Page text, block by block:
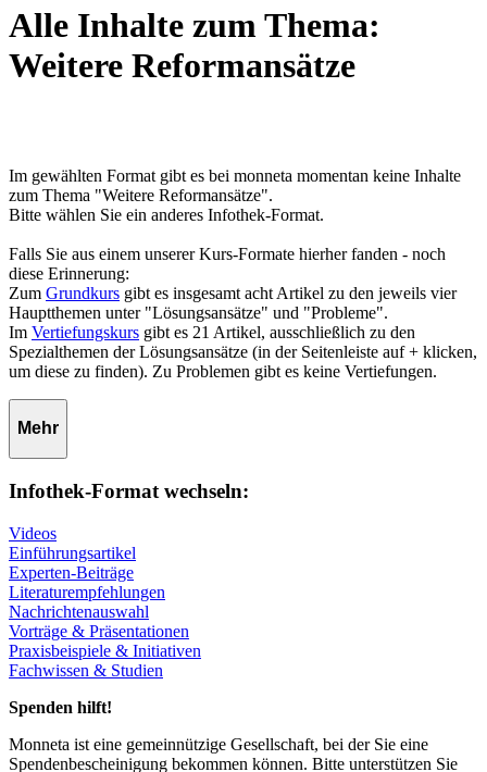
Alle Inhalte zum Thema:
Weitere Reformansätze
Im gewählten Format gibt es bei monneta momentan keine Inhalte
zum Thema "Weitere Reformansätze".
Bitte wählen Sie ein anderes Infothek-Format.
Falls Sie aus einem unserer Kurs-Formate hierher fanden - noch
diese Erinnerung:
Zum Grundkurs gibt es insgesamt acht Artikel zu den jeweils vier
Hauptthemen unter "Lösungsansätze" und "Probleme".
Im Vertiefungskurs gibt es 21 Artikel, ausschließlich zu den
Spezialthemen der Lösungsansätze (in der Seitenleiste auf + klicken,
um diese zu finden). Zu Problemen gibt es keine Vertiefungen.
Mehr
Infothek-Format wechseln:
Videos
Einführungsartikel
Experten-Beiträge
Literaturempfehlungen
Nachrichtenauswahl
Vorträge & Präsentationen
Praxisbeispiele & Initiativen
Fachwissen & Studien
Spenden hilft!
Monneta ist eine gemeinnützige Gesellschaft, bei der Sie eine
Spendenbescheinigung bekommen können. Bitte unterstützen Sie